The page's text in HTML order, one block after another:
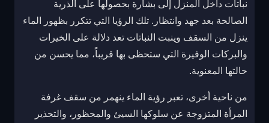
نباتات داخل المنزل إلى بشارة بحصولها على الذرية
الصالحة بعد جهد وانتظار. تلك الرؤيا التي تتكرر بظهور الماء
ينزل من السقف وينبت النباتات تعد دلالة على الخيرات
والبركات الوفيرة التي ستحظى بها قريباً، مما يحسن من
حالتها المعنوية.
من ناحية أخرى، تعبر رؤية الماء ينهمر من سقف غرفة
المرأة المتزوجة عن سلوكها السيئ والمحظور، والتحذير